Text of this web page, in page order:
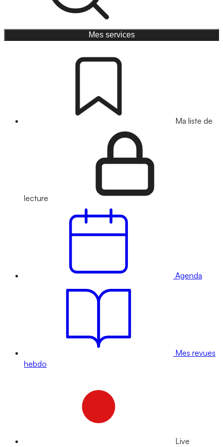
Mes services
Ma liste de
lecture
Agenda
Mes revues
hebdo
Live